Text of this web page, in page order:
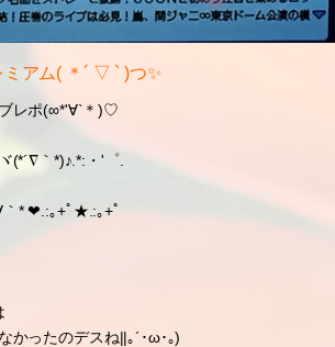
アム( ＊´ ▽ ` )つ✨
レポ(∞*'∀`＊)♡
｀*)♪.*:・'゜.
｀* ❤.:｡+ﾟ★.:｡+ﾟ
かったのデスね||｡´･ω･｡)ゞ